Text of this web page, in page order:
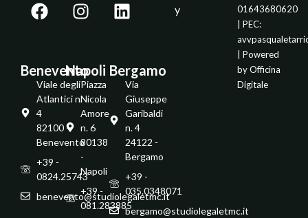
Benevento
Viale degli
Atlantici n.
4
82100 -
Benevento
+39 -
0824.25743
benevento@studiolegaletmc.it
Napoli
Piazza
Nicola
Amore
n. 6
80138
-
Napoli
+39 -
081.283885
Bergamo
Via
Giuseppe
Garibaldi
n. 4
24122 -
Bergamo
+39 -
035.0348071
bergamo@studiolegaletmc.it
y
01643680620
| PEC:
| Powered
byOfficina
Digitale